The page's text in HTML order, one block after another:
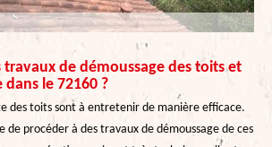
travaux de démoussage des toits et
dans le 72160 ?
des toits sont à entretenir de manière efficace.
de procéder à des travaux de démoussage de ces